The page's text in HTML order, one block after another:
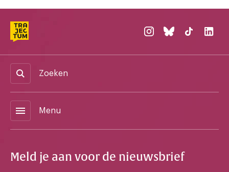
Zoeken
menu Menu
Meld je aan voor de nieuwsbrief